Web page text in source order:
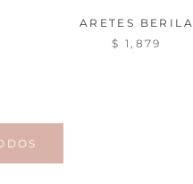
ARETES BERILA
$ 1,879